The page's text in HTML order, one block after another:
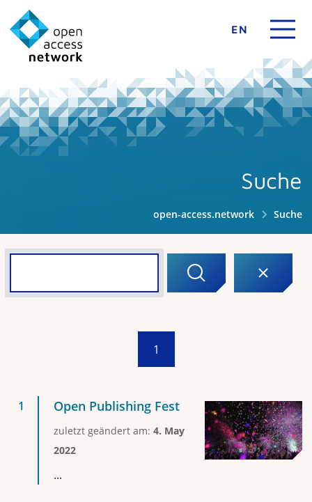
EN
Suche
open-access.network Suche
1
Open Publishing Fest
zuletzt geändert am: 4. May
2022
...